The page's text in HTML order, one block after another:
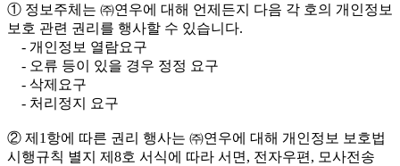
① 정보주체는 ㈜연우에 대해 언제든지 다음 각 호의 개인정보
보호 관련 권리를 행사할 수 있습니다.
- 개인정보 열람요구
- 오류 등이 있을 경우 정정 요구
- 삭제요구
- 처리정지 요구
② 제1항에 따른 권리 행사는 ㈜연우에 대해 개인정보 보호법
시행규칙 별지 제8호 서식에 따라 서면, 전자우편, 모사전송